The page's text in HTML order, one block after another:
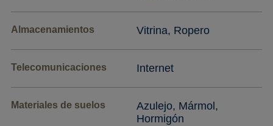
Almacenamientos Vitrina, Ropero
Telecomunicaciones Internet
Materiales de suelos
Azulejo, Mármol,
Hormigón